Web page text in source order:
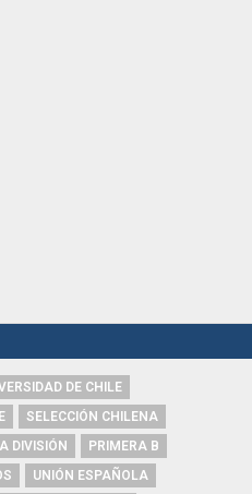
DE CHILE
SELECCIÓN CHILENA
DIVISIÓN
PRIMERA B
UNIÓN ESPAÑOLA